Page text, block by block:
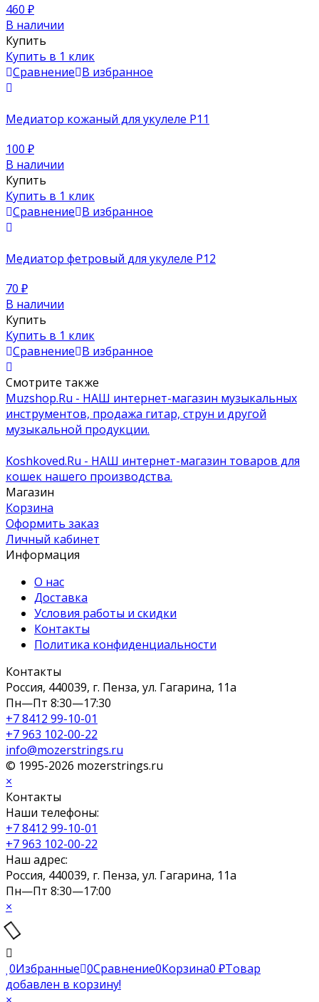
460 ₽
В наличии
Купить
Купить в 1 клик
Сравнение В избранное
Медиатор кожаный для укулеле P11
100 ₽
В наличии
Купить
Купить в 1 клик
Сравнение В избранное
Медиатор фетровый для укулеле P12
70 ₽
В наличии
Купить
Купить в 1 клик
Сравнение В избранное
Смотрите также
Muzshop.Ru - НАШ интернет-магазин музыкальных
инструментов, продажа гитар, струн и другой
музыкальной продукции.
Koshkoved.Ru - НАШ интернет-магазин товаров для
кошек нашего производства.
Магазин
Корзина
Оформить заказ
Личный кабинет
Информация
О нас
Доставка
Условия работы и скидки
Контакты
Политика конфиденциальности
Контакты
Россия, 440039, г. Пенза, ул. Гагарина, 11а
Пн—Пт 8:30—17:30
+7 8412 99-10-01
+7 963 102-00-22
info@mozerstrings.ru
© 1995-2026 mozerstrings.ru
×
Контакты
Наши телефоны:
+7 8412 99-10-01
+7 963 102-00-22
Наш адрес:
Россия, 440039, г. Пенза, ул. Гагарина, 11а
Пн—Пт 8:30—17:00
×
0Избранные 0Сравнение0Корзина0 ₽Товар
добавлен в корзину!